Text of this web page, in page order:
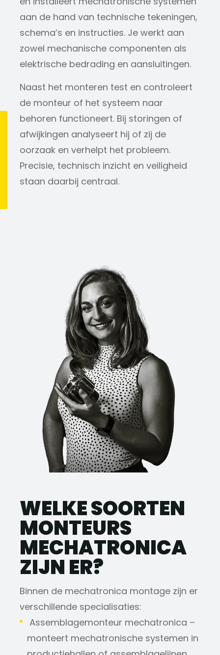
aan de hand van technische tekeningen,
schema’s en instructies. Je werkt aan
zowel mechanische componenten als
elektrische bedrading en aansluitingen.
Naast het monteren test en controleert
de monteur of het systeem naar
behoren functioneert. Bij storingen of
afwijkingen analyseert hij of zij de
oorzaak en verhelpt het probleem.
Precisie, technisch inzicht en veiligheid
staan daarbij centraal.
WELKE SOORTEN
MONTEURS
MECHATRONICA
ZIJN ER?
Binnen de mechatronica montage zijn er
verschillende specialisaties:
Assemblagemonteur mechatronica –
monteert mechatronische systemen in